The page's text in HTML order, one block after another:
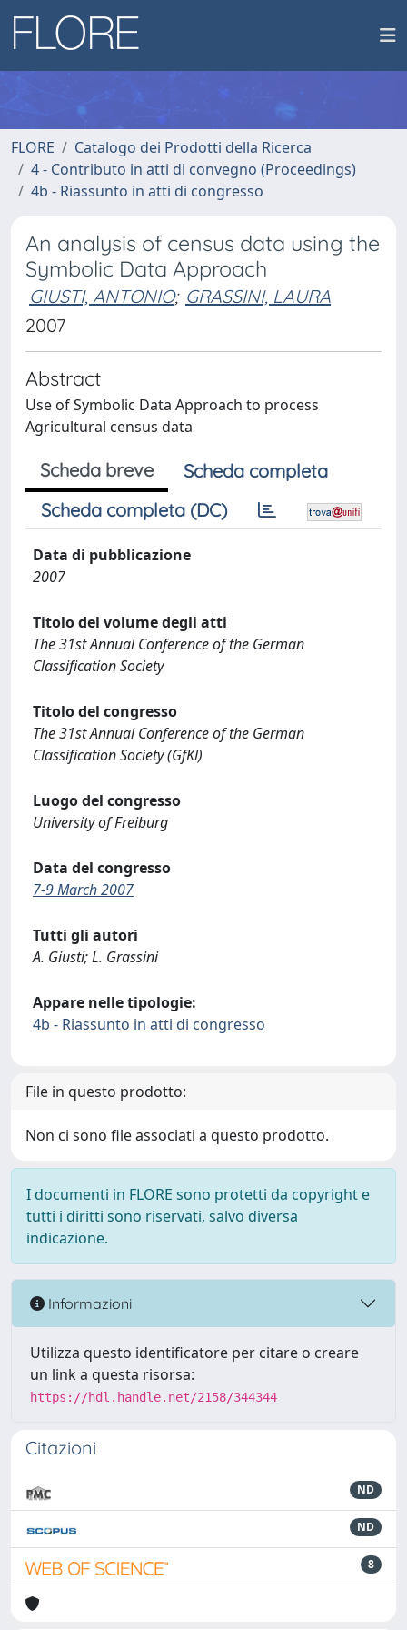
FLORE
Catalogo dei Prodotti della Ricerca
4 - Contributo in atti di convegno (Proceedings)
4b - Riassunto in atti di congresso
An analysis of census data using the
Symbolic Data Approach
GIUSTI, ANTONIO; GRASSINI, LAURA
2007
Abstract
Use of Symbolic Data Approach to process
Agricultural census data
Scheda breve
Scheda completa
Scheda completa (DC)
Data di pubblicazione
2007
Titolo del volume degli atti
The 31st Annual Conference of the German
Classification Society
Titolo del congresso
The 31st Annual Conference of the German
Classification Society (GfKl)
Luogo del congresso
University of Freiburg
Data del congresso
7-9 March 2007
Tutti gli autori
A. Giusti; L. Grassini
Appare nelle tipologie:
4b - Riassunto in atti di congresso
File in questo prodotto:
Non ci sono file associati a questo prodotto.
I documenti in FLORE sono protetti da copyright e
tutti i diritti sono riservati, salvo diversa
indicazione.
Informazioni
Utilizza questo identificatore per citare o creare
un link a questa risorsa:
https://hdl.handle.net/2158/344344
Citazioni
ND
ND
8